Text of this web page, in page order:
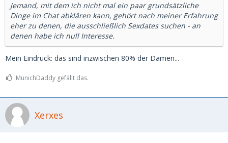
Jemand, mit dem ich nicht mal ein paar grundsätzliche
Dinge im Chat abklären kann, gehört nach meiner Erfahrung
eher zu denen, die ausschließlich Sexdates suchen - an
denen habe ich null Interesse.
Mein Eindruck: das sind inzwischen 80% der Damen...
MunichDaddy gefällt das.
Xerxes